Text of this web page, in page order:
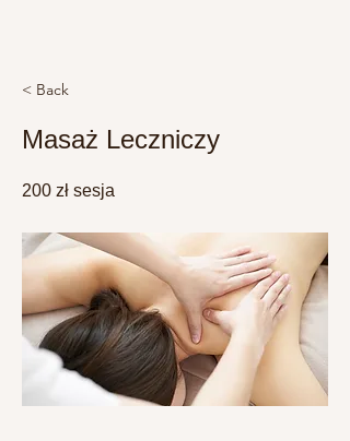
< Back
Masaż Leczniczy
200 zł sesja